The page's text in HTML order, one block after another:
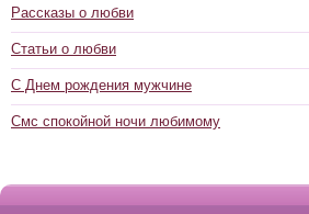
Рассказы о любви
Статьи о любви
С Днем рождения мужчине
Смс спокойной ночи любимому